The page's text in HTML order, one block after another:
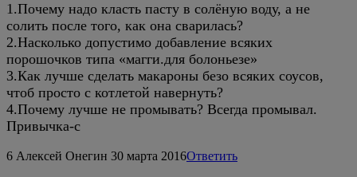
1.Почему надо класть пасту в солёную воду, а не
солить после того, как она сварилась?
2.Насколько допустимо добавление всяких
порошочков типа «магги.для болоньезе»
3.Как лучше сделать макароны безо всяких соусов,
чтоб просто с котлетой навернуть?
4.Почему лучше не промывать? Всегда промывал.
Привычка-с
6 Алексей Онегин 30 марта 2016Ответить